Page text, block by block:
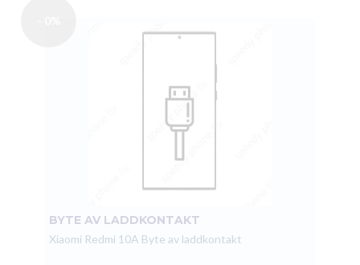
BYTE AV LADDKONTAKT
Xiaomi Redmi 10A Byte av laddkontakt